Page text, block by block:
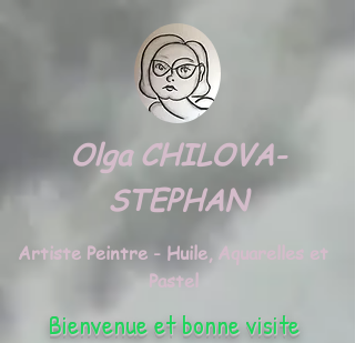
Olga CHILOVA-
STEPHAN
Artiste Peintre - Huile, Aquarelles et
Pastel
Bienvenue et bonne visite